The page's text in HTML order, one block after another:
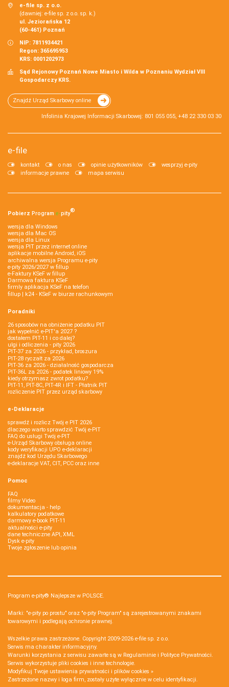
e-file sp. z o.o.
(dawniej: e-file sp. z o.o. sp. k.)
ul. Jeziorańska 12
(60-461) Poznań
NIP: 7811934421
Regon: 365695953
KRS: 0001202973
Sąd Rejonowy Poznań Nowe Miasto i Wilda w Poznaniu Wydział VIII
Gospodarczy KRS.
Znajdź Urząd Skarbowy online
Infolinia Krajowej Informacji Skarbowej: 801 055 055, +48 22 330 03 30
e-file
kontakt o nas opinie użytkowników
wesprzyj e-pity
informacje prawne
mapa serwisu
Pobierz Program e‑pity®
wersja dla Windows
wersja dla Mac OS
wersja dla Linux
wersja PIT przez internet online
aplikacje mobilne Android, iOS
archiwalna wersja Programu e-pity
e-pity 2026/2027 w fillup
e‑Faktury KSeF w fillup
Darmowa faktura KSeF
firmly aplikacja KSeF na telefon
fillup | k24 - KSeF w biurze rachunkowym
Poradniki
26 sposobów na obniżenie podatku PIT
jak wypełnić e-PIT'a 2027 ?
dostałem PIT-11 i co dalej?
ulgi i odliczenia - pity 2026
PIT-37 za 2026 - przykład, broszura
PIT-28 ryczałt za 2026
PIT-36 za 2026 - działalność gospodarcza
PIT-36L za 2026 - podatek liniowy 19%
kiedy otrzymasz zwrot podatku?
PIT-11, PIT-8C, PIT-4R i IFT - Płatnik PIT
rozliczenie PIT przez urząd skarbowy
e-Deklaracje
sprawdź i rozlicz Twój e PIT 2026
dlaczego warto sprawdzić Twój e-PIT
FAQ do usługi Twój e-PIT
e-Urząd Skarbowy obsługa online
kody weryfikacji UPO e-deklaracji
znajdź kod Urzędu Skarbowego
e-deklaracje VAT, CIT, PCC oraz inne
Pomoc
FAQ
filmy Video
dokumentacja - help
kalkulatory podatkowe
darmowy e-book PIT-11
aktualności e-pity
dane techniczne API, XML
Dysk e-pity
Twoje zgłoszenie lub opinia
Program e-pity® Najlepsze w POLSCE.
Marki: "e-pity po prostu" oraz "e-pity Program" są zarejestrowanymi znakami
towarowymi i podlegają ochronie prawnej.
Wszelkie prawa zastrzeżone. Copyright 2009-2026 e-file sp. z o.o.
Serwis ma charakter informacyjny.
Warunki korzystania z serwisu zawarte są w Regulaminie i Polityce Prywatności.
Serwis wykorzystuje pliki cookies i inne technologie.
Modyfikuj Twoje ustawienia prywatności i plików cookies »
Zastrzeżone nazwy i loga firm, zostały użyte wyłącznie w celu identyfikacji.